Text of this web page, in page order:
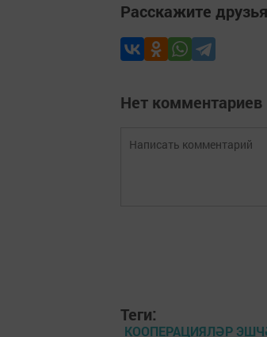
Расскажите
Нет комментариев
Теги:
КООПЕРАЦИЯЛӘР